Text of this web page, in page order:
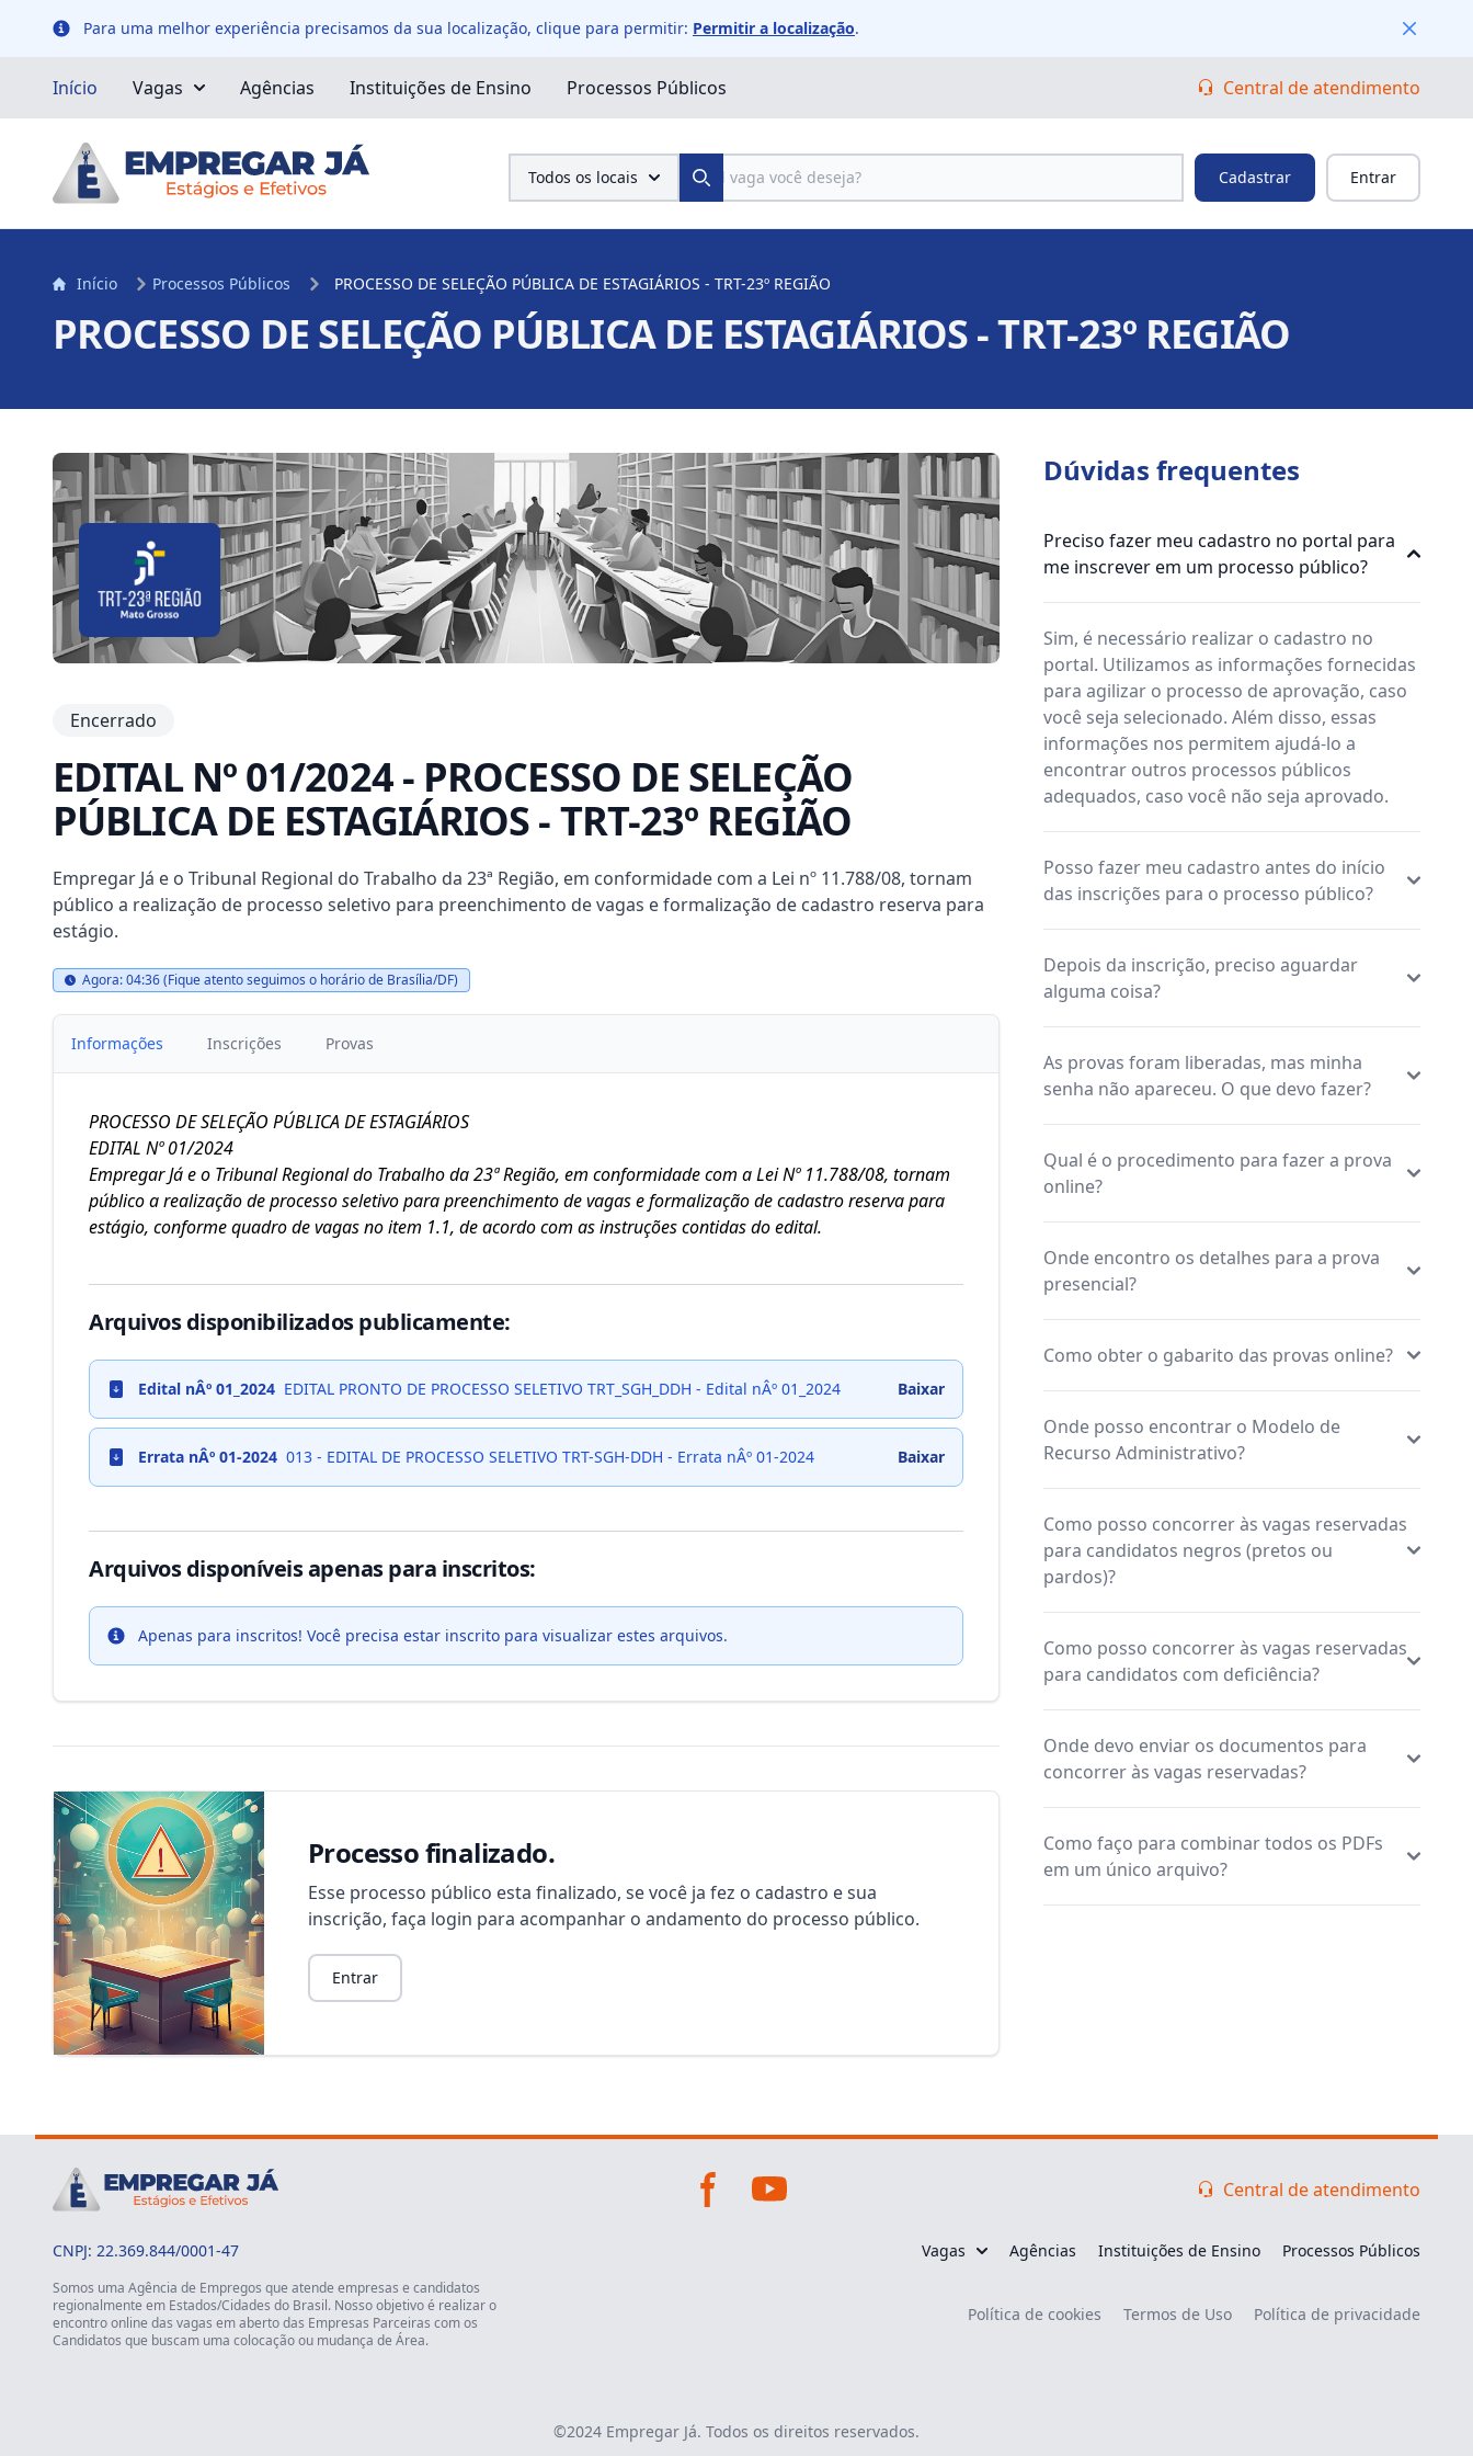
Localização
Para uma melhor experiência precisamos da sua localização, clique para permitir: Permitir a localização.
Fechar
Início
Vagas Agências Instituições de Ensino Processos Públicos Central de atendimento
Pesquisa
Todos os locais
Search
Cadastrar Entrar
Início Processos Públicos PROCESSO DE SELEÇÃO PÚBLICA DE ESTAGIÁRIOS - TRT-23º REGIÃO
PROCESSO DE SELEÇÃO PÚBLICA DE ESTAGIÁRIOS - TRT-23º REGIÃO
Encerrado
EDITAL Nº 01/2024 - PROCESSO DE SELEÇÃO
PÚBLICA DE ESTAGIÁRIOS - TRT-23º REGIÃO
Empregar Já e o Tribunal Regional do Trabalho da 23ª Região, em conformidade com a Lei nº 11.788/08, tornam
público a realização de processo seletivo para preenchimento de vagas e formalização de cadastro reserva para
estágio.
Agora: 04:36 (Fique atento seguimos o horário de Brasília/DF)
Informações Inscrições Provas
PROCESSO DE SELEÇÃO PÚBLICA DE ESTAGIÁRIOS
EDITAL Nº 01/2024
Empregar Já e o Tribunal Regional do Trabalho da 23ª Região, em conformidade com a Lei Nº 11.788/08, tornam
público a realização de processo seletivo para preenchimento de vagas e formalização de cadastro reserva para
estágio, conforme quadro de vagas no item 1.1, de acordo com as instruções contidas do edital.
Arquivos disponibilizados publicamente:
Info Edital nÂº 01_2024 EDITAL PRONTO DE PROCESSO SELETIVO TRT_SGH_DDH - Edital nÂº 01_2024 Baixar
Info Errata nÂº 01-2024 013 - EDITAL DE PROCESSO SELETIVO TRT-SGH-DDH - Errata nÂº 01-2024 Baixar
Arquivos disponíveis apenas para inscritos:
Info Apenas para inscritos! Você precisa estar inscrito para visualizar estes arquivos.
Processo finalizado.
Esse processo público esta finalizado, se você ja fez o cadastro e sua
inscrição, faça login para acompanhar o andamento do processo público.
Entrar
Dúvidas frequentes
Preciso fazer meu cadastro no portal para
me inscrever em um processo público?
Sim, é necessário realizar o cadastro no
portal. Utilizamos as informações fornecidas
para agilizar o processo de aprovação, caso
você seja selecionado. Além disso, essas
informações nos permitem ajudá-lo a
encontrar outros processos públicos
adequados, caso você não seja aprovado.
Posso fazer meu cadastro antes do início
das inscrições para o processo público?
Depois da inscrição, preciso aguardar
alguma coisa?
As provas foram liberadas, mas minha
senha não apareceu. O que devo fazer?
Qual é o procedimento para fazer a prova
online?
Onde encontro os detalhes para a prova
presencial?
Como obter o gabarito das provas online?
Onde posso encontrar o Modelo de
Recurso Administrativo?
Como posso concorrer às vagas reservadas
para candidatos negros (pretos ou
pardos)?
Como posso concorrer às vagas reservadas
para candidatos com deficiência?
Onde devo enviar os documentos para
concorrer às vagas reservadas?
Como faço para combinar todos os PDFs
em um único arquivo?
Central de atendimento
CNPJ: 22.369.844/0001-47 Vagas Agências Instituições de Ensino Processos Públicos
Somos uma Agência de Empregos que atende empresas e candidatos
regionalmente em Estados/Cidades do Brasil. Nosso objetivo é realizar o
encontro online das vagas em aberto das Empresas Parceiras com os
Candidatos que buscam uma colocação ou mudança de Área.
Política de cookies Termos de Uso Política de privacidade
©2024 Empregar Já. Todos os direitos reservados.